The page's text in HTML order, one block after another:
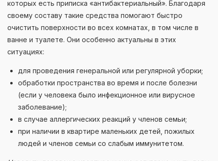
которых есть приписка «антибактериальный». Благодаря
своему составу такие средства помогают быстро
очистить поверхности во всех комнатах, в том числе в
ванне и туалете. Они особенно актуальны в этих
ситуациях:
для проведения генеральной или регулярной уборки;
обработки пространства во время и после болезни
(если у человека было инфекционное или вирусное
заболевание);
в случае аллергических реакций у членов семьи;
при наличии в квартире маленьких детей, пожилых
людей и членов семьи со слабым иммунитетом.